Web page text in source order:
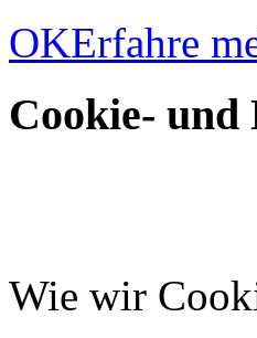
OKErfahre
Cookie- und
Wie wir